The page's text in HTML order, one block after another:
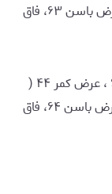
کمتر و بیشتر چون کش داره)، عرض ران ۳۶،عرض باسن ۶۳، فاق
Xl: عرض سینه سویشرت ۷۳ قد سویشرت ۶۴ ، عرض کمر ۴۴ (
کمتر و بیشتر چون کش داره)، عرض ران ۳۸،عرض باسن ۶۴، فاق